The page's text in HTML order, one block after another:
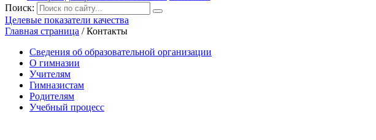
Поиск:
Целевые показатели качества
Главная страница /Контакты
Сведения об образовательной организации
О гимназии
Учителям
Гимназистам
Родителям
Учебный процесс